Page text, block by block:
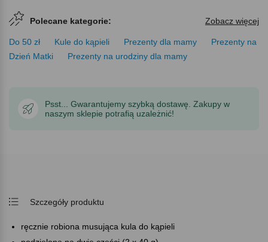
Polecane kategorie: Zobacz więcej
Do 50 zł Kule do kąpieli Prezenty dla mamy
Prezenty na
Dzień Matki
Prezenty na urodziny dla mamy
Psst... Gwarantujemy szybką dostawę. Zakupy w
naszym sklepie potrafią uzależnić!
Szczegóły produktu
ręcznie robiona musująca kula do kąpieli